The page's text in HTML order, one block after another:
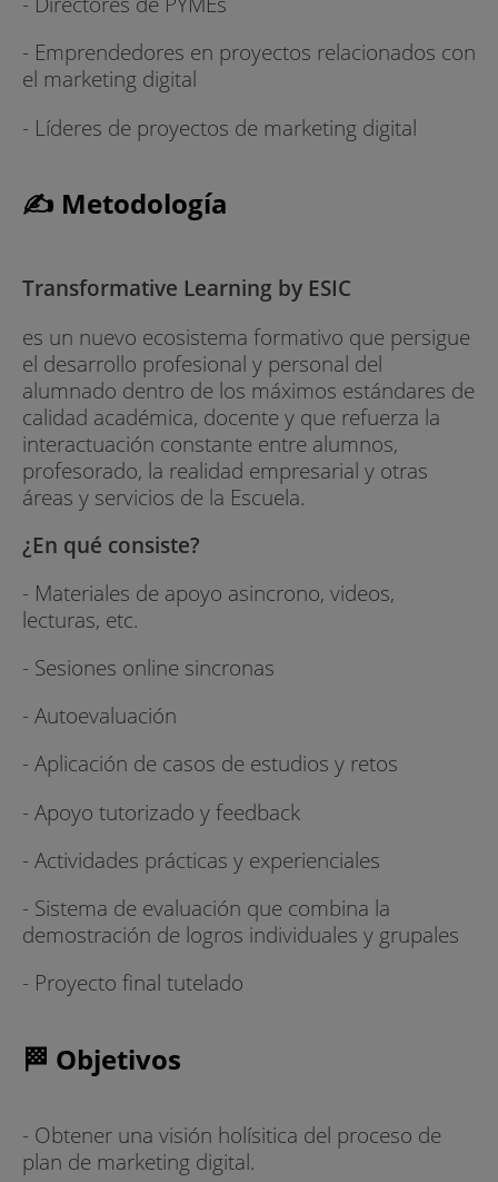
- Emprendedores en proyectos relacionados con
el marketing digital
- Líderes de proyectos de marketing digital
✍ Metodología
Transformative Learning by ESIC
es un nuevo ecosistema formativo que persigue
el desarrollo profesional y personal del
alumnado dentro de los máximos estándares de
calidad académica, docente y que refuerza la
interactuación constante entre alumnos,
profesorado, la realidad empresarial y otras
áreas y servicios de la Escuela.
¿En qué consiste?
- Materiales de apoyo asincrono, videos,
lecturas, etc.
- Sesiones online sincronas
- Autoevaluación
- Aplicación de casos de estudios y retos
- Apoyo tutorizado y feedback
- Actividades prácticas y experienciales
- Sistema de evaluación que combina la
demostración de logros individuales y grupales
- Proyecto final tutelado
🏁 Objetivos
- Obtener una visión holísitica del proceso de
plan de marketing digital.